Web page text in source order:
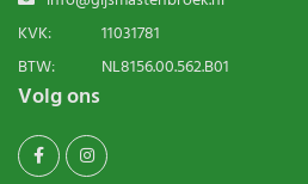
KVK:
11031781
BTW:
NL8156.00.562.B01
Volg ons